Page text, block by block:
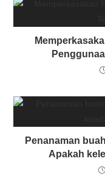
Penanaman
Apakah